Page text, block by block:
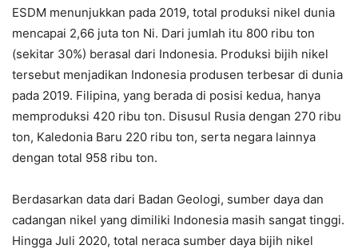
ESDM menunjukkan pada 2019, total produksi nikel dunia
mencapai 2,66 juta ton Ni. Dari jumlah itu 800 ribu ton
(sekitar 30%) berasal dari Indonesia. Produksi bijih nikel
tersebut menjadikan Indonesia produsen terbesar di dunia
pada 2019. Filipina, yang berada di posisi kedua, hanya
memproduksi 420 ribu ton. Disusul Rusia dengan 270 ribu
ton, Kaledonia Baru 220 ribu ton, serta negara lainnya
dengan total 958 ribu ton.
Berdasarkan data dari Badan Geologi, sumber daya dan
cadangan nikel yang dimiliki Indonesia masih sangat tinggi.
Hingga Juli 2020, total neraca sumber daya bijih nikel